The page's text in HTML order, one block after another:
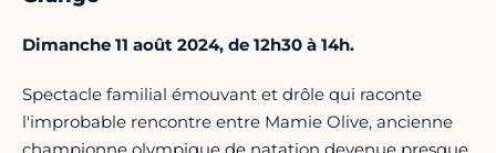
Dimanche 11 août 2024, de 12h30 à 14h.
Spectacle familial émouvant et drôle qui raconte
l'improbable rencontre entre Mamie Olive, ancienne